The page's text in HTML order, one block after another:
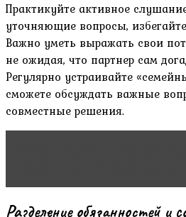
Практикуйте активное
уточняющие вопросы,
Важно уметь выражать свои
не ожидая, что партнер сам
Регулярно устраивайте
сможете обсуждать важные
совместные решения.
Разделение обязанностей и